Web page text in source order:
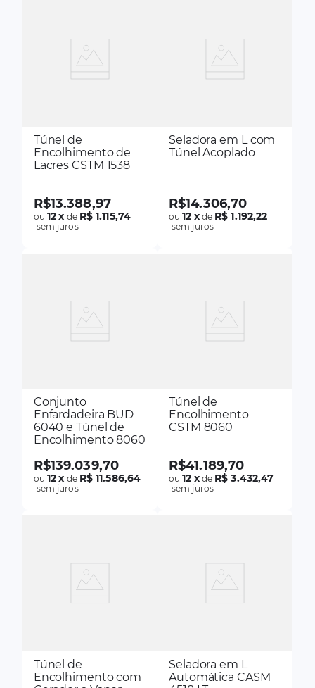
Túnel de
Encolhimento de
Lacres CSTM 1538
R$13.388,97
ou12x de R$ 1.115,74
sem juros
Seladora em L com
Túnel Acoplado
R$14.306,70
ou12 xde R$ 1.192,22
sem juros
Conjunto
Enfardadeira BUD
6040 e Túnel de
Encolhimento 8060
R$139.039,70
ou12x de R$ 11.586,64
sem juros
Túnel de
Encolhimento
CSTM 8060
R$41.189,70
ou12 xde R$ 3.432,47
sem juros
Túnel de
Encolhimento com
Seladora em L
Automática CASM